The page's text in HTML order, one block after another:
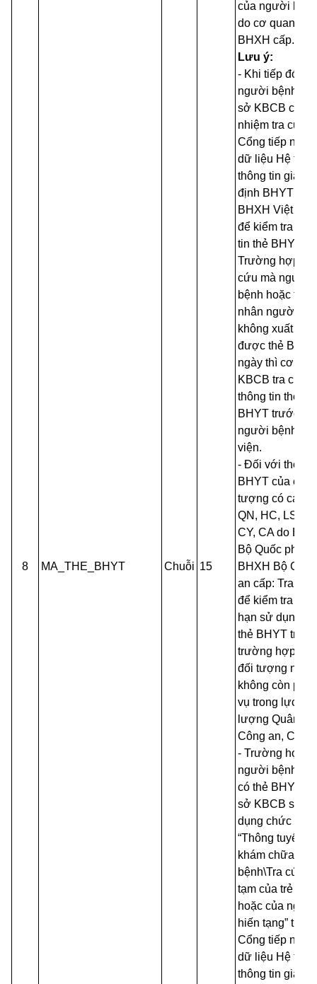
8 MA_THE_BHYT Chuỗi 15
của người
do cơ quan
BHXH cấp.
Lưu ý:
- Khi tiếp đón
người bệnh, cơ
sở KBCB có
nhiệm tra cứu
Cổng tiếp nhận
dữ liệu Hệ
thông tin giám
định BHYT của
BHXH Việt
để kiểm tra
tin thẻ BHYT.
Trường hợp
cứu mà người
bệnh hoặc thân
nhân người
không xuất trình
được thẻ BHYT
ngày thì cơ sở
KBCB tra cứu
thông tin thẻ
BHYT trước khi
người bệnh ra
viện.
- Đối với thẻ
BHYT của các
tượng có các
QN, HC, LS,
CY, CA do
Bộ Quốc
BHXH Bộ Công
an cấp: Tra cứu
để kiểm tra thời
hạn sử dụng
thẻ BHYT trong
trường hợp các
đối tượng này
không còn phục
vụ trong lực
lượng Quân
Công an, Cơ
- Trường hợp
người bệnh
có thẻ BHYT,
sở KBCB sử
dụng chức
“Thông tuyến
khám chữa
bệnh\Tra cứu
tạm của trẻ em
hoặc của người
hiến tạng” trên
Cổng tiếp nhận
dữ liệu Hệ
thông tin giám